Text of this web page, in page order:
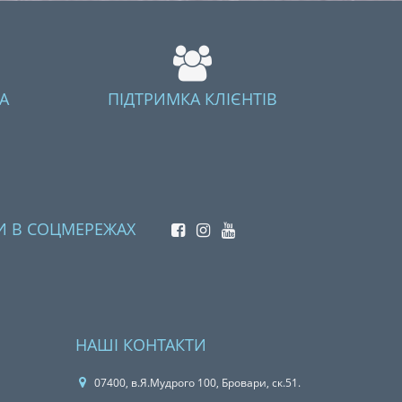
ПІДТРИМКА КЛІЄНТІВ
В СОЦМЕРЕЖАХ
НАШІ КОНТАКТИ
07400, в.Я.Мудрого 100, Бровари, ск.51.